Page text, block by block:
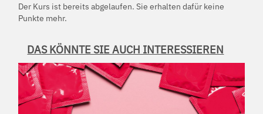
Der Kurs ist bereits abgelaufen. Sie erhalten dafür keine
Punkte mehr.
DAS KÖNNTE SIE AUCH INTERESSIEREN